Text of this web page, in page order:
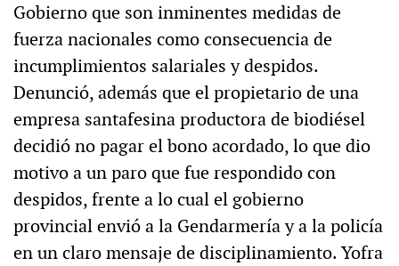
Gobierno que son inminentes medidas de
fuerza nacionales como consecuencia de
incumplimientos salariales y despidos.
Denunció, además que el propietario de una
empresa santafesina productora de biodiésel
decidió no pagar el bono acordado, lo que dio
motivo a un paro que fue respondido con
despidos, frente a lo cual el gobierno
provincial envió a la Gendarmería y a la policía
en un claro mensaje de disciplinamiento. Yofra